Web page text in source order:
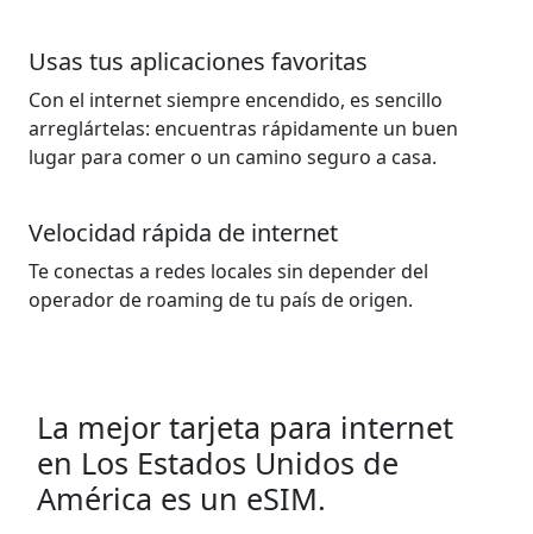
Usas tus aplicaciones favoritas
Con el internet siempre encendido, es sencillo
arreglártelas: encuentras rápidamente un buen
lugar para comer o un camino seguro a casa.
Velocidad rápida de internet
Te conectas a redes locales sin depender del
operador de roaming de tu país de origen.
La mejor tarjeta para internet
en Los Estados Unidos de
América es un eSIM.